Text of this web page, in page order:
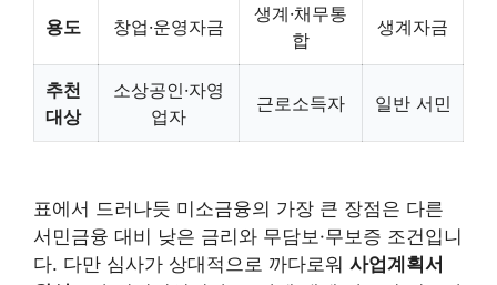
용도 창업·운영자금
생계·채무통
합
생계자금
추천
대상
소상공인·자영
업자
근로소득자 일반 서민
표에서 드러나듯 미소금융의 가장 큰 장점은 다른
서민금융 대비 낮은 금리와 무담보·무보증 조건입니
다. 다만 심사가 상대적으로 까다로워 사업계획서